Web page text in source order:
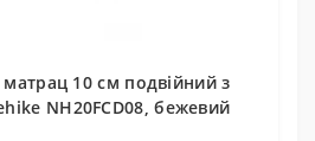
10 см подвійний з
NH20FCD08, бежевий